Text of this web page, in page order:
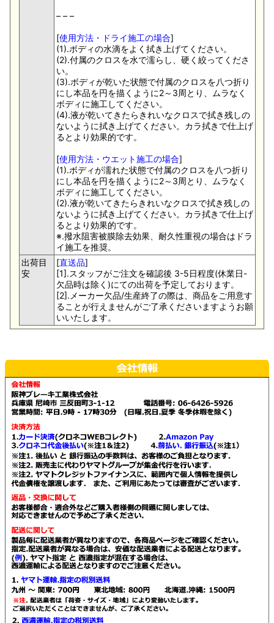
– – –
[使用方法・ドライ施工の場合]
(1).ボディの水滴をよく拭き上げてください。
(2).付属のクロスを水で濡らし、硬く絞ってくださ
い。
(3).ボディが乾いた状態で付属のクロスを八つ折り
にし本品を円を描くように2～3周とり、ムラなく
ボディに施工してください。
(4).液が乾いてきたらきれいなクロスで拭き残しの
ないように拭き上げてください。カラ拭きで仕上げ
るとより効果的です。
[使用方法・ウエット施工の場合]
(1).ボディが濡れた状態で付属のクロスを八つ折り
にし本品を円を描くように2～3周とり、ムラなく
ボディに施工してください。
(2).液が乾いてきたらきれいなクロスで拭き残しの
ないように拭き上げてください。カラ拭きで仕上げ
るとより効果的です。
※.撥水阻害被膜除去効果、耐久性重視の場合はドラ
イ施工を推奨。
出荷目
安
[直送品]
[1].スタッフがご注文を確認後 3-5日程度(休業日-
欠品時は除く)にての出荷を予定しております。
[2].メーカー欠品/生産終了の際は、商品をご用意す
ることが行えませんがご了承くださいますようお願
いいたします。